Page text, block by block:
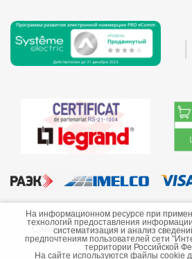
©2013-2026 ООО
Сайт носит информационный
публичной
На информационном ресурсе при
технологий предоставления
систематизация и анализ
предпочтениям пользователей сети
территории Российской
На сайте используются файлы cookie